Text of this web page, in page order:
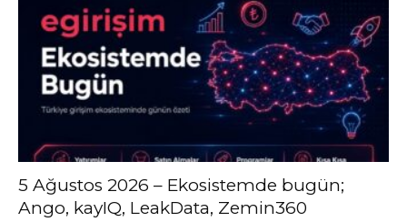
5 Ağustos 2026 – Ekosistemde bugün;
Ango, kayIQ, LeakData, Zemin360